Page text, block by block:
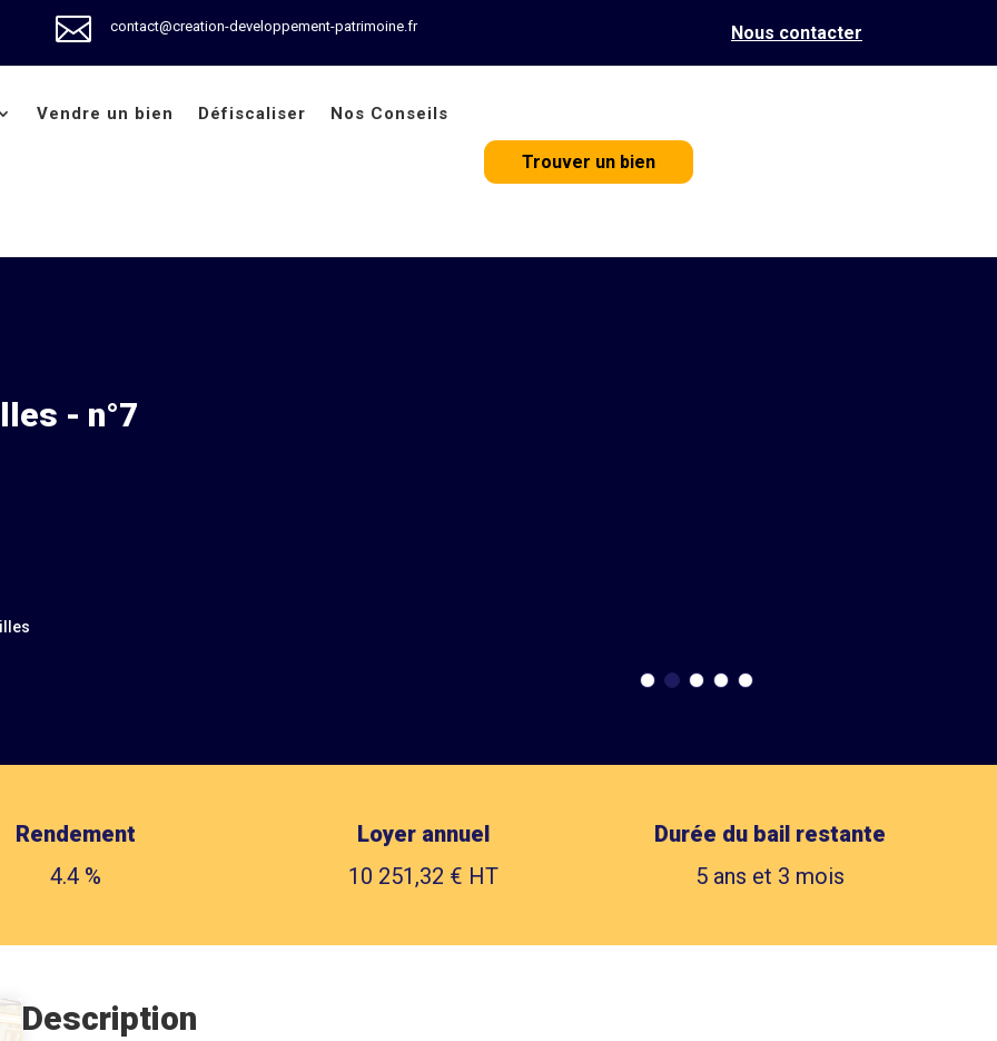
 contact@creation-developpement-patrimoine.fr Nous contacter
Vendre un bien Défiscaliser Nos Conseils
Trouver un bien
- n°7
Rendement
4.4 %
Loyer annuel
10 251,32 € HT
Durée du bail restante
5 ans et 3 mois
Description